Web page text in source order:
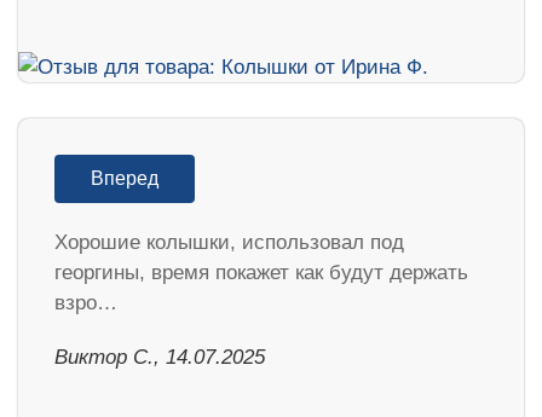
Вперед
Хорошие колышки, использовал под
георгины, время покажет как будут держать
взро…
Виктор С., 14.07.2025